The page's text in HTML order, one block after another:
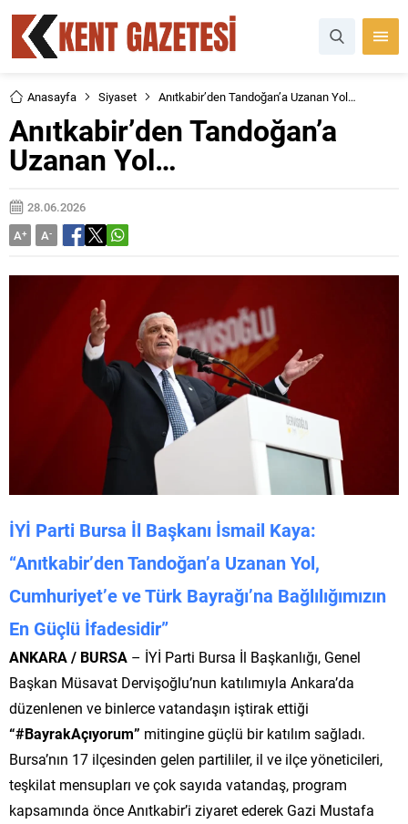
Anasayfa Siyaset Anıtkabir’den Tandoğan’a Uzanan Yol…
Anıtkabir’den Tandoğan’a
Uzanan Yol…
28.06.2026
A+ A-
İYİ Parti Bursa İl Başkanı İsmail Kaya:
“Anıtkabir’den Tandoğan’a Uzanan Yol,
Cumhuriyet’e ve Türk Bayrağı’na Bağlılığımızın
En Güçlü İfadesidir”
ANKARA / BURSA – İYİ Parti Bursa İl Başkanlığı, Genel
Başkan Müsavat Dervişoğlu’nun katılımıyla Ankara’da
düzenlenen ve binlerce vatandaşın iştirak ettiği
“#BayrakAçıyorum” mitingine güçlü bir katılım sağladı.
Bursa’nın 17 ilçesinden gelen partililer, il ve ilçe yöneticileri,
teşkilat mensupları ve çok sayıda vatandaş, program
kapsamında önce Anıtkabir’i ziyaret ederek Gazi Mustafa